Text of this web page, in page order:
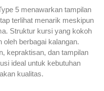
5 menawarkan tampilan
terlihat menarik meskipun
Struktur kursi yang kokoh
oleh berbagai kalangan.
kepraktisan, dan tampilan
ideal untuk kebutuhan
kualitas.